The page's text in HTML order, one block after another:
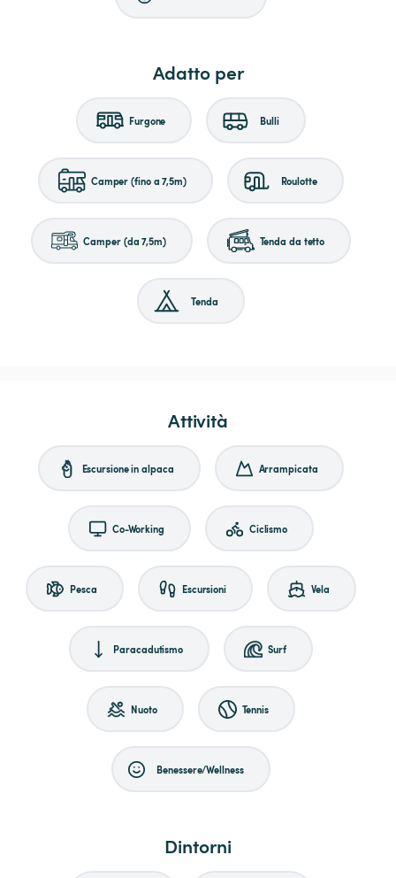
Adatto per
Furgone Bulli
Camper (fino a 7,5m) Roulotte
Camper (da 7,5m) Tenda da tetto
Tenda
Attività
Escursione in alpaca Arrampicata
Co-Working Ciclismo
Pesca Escursioni Vela
Paracadutismo Surf
Nuoto Tennis
Benessere/Wellness
Dintorni